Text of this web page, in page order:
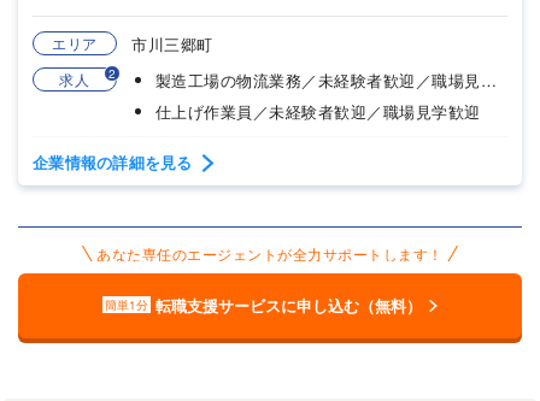
エリア 市川三郷町
求人 2
製造工場の物流業務／未経験者歓迎／職場見学歓迎
仕上げ作業員／未経験者歓迎／職場見学歓迎
企業情報の詳細を見る
あなた専任のエージェントが全力サポートします！
簡単1分 転職支援サービスに申し込む（無料）